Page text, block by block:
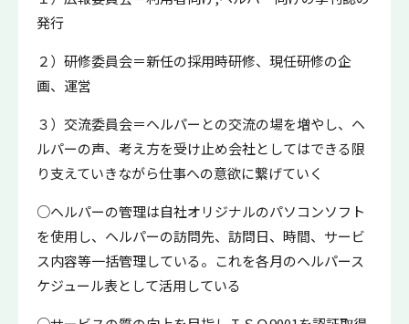
発行
２）研修委員会＝新任の採用時研修、現任研修の企
画、運営
３）交流委員会＝ヘルパーとの交流の場を増やし、ヘ
ルパーの声、考え方を受け止め会社としてはできる限
り支えていきながら仕事への意欲に繋げていく
○ヘルパーの管理は自社オリジナルのパソコンソフト
を使用し、ヘルパーの訪問先、訪問日、時間、サービ
ス内容等一括管理している。これを各月のヘルパース
ケジュール表として活用している